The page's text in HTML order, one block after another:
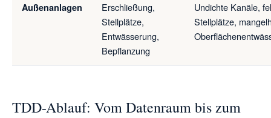
Außenanlagen
Erschließung,
Stellplätze,
Entwässerung,
Bepflanzung
Undichte Kanäle,
Stellplätze,
TDD-Ablauf: Vom Datenraum bis zum